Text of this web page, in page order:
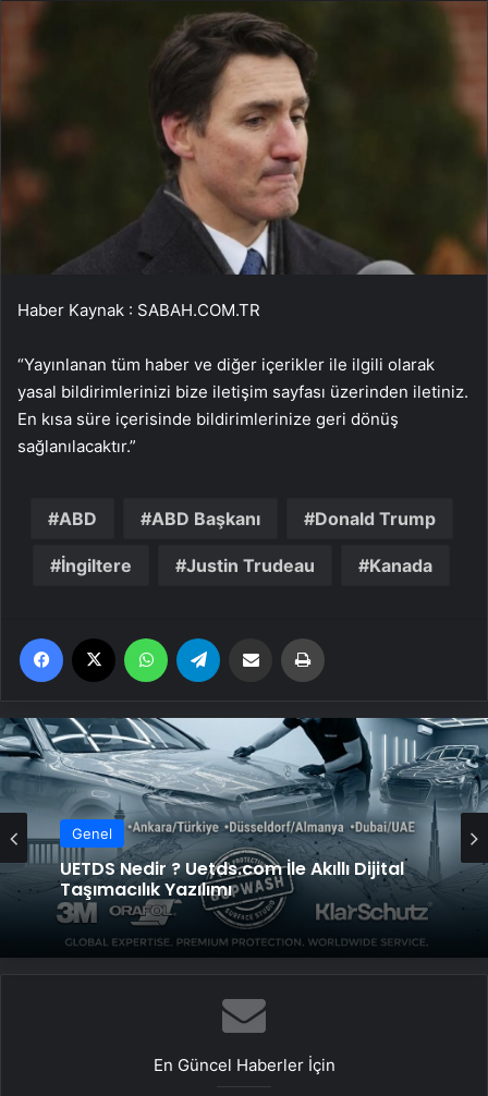
Haber Kaynak : SABAH.COM.TR
“Yayınlanan tüm haber ve diğer içerikler ile ilgili olarak
yasal bildirimlerinizi bize iletişim sayfası üzerinden iletiniz.
En kısa süre içerisinde bildirimlerinize geri dönüş
sağlanılacaktır.”
ABD ABD Başkanı Donald Trump
İngiltere Justin Trudeau Kanada
Facebook WhatsApp Email'den paylaş
Genel
UETDS Nedir ? Uetds.com İle Akıllı Dijital
Taşımacılık Yazılımı
En Güncel Haberler İçin